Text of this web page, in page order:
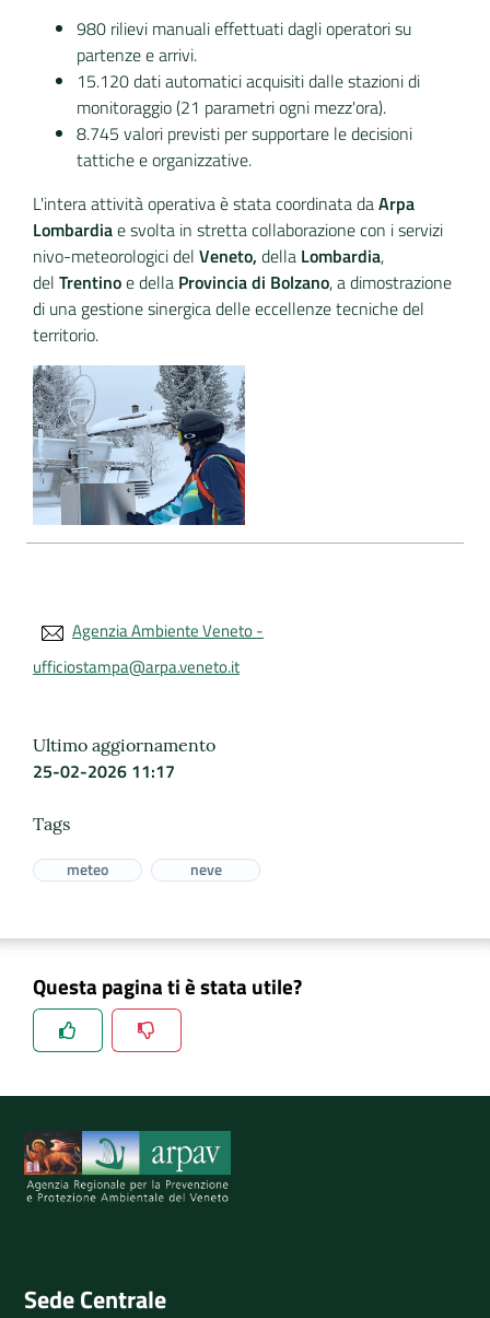
980 rilievi manuali effettuati dagli operatori su
partenze e arrivi.
15.120 dati automatici acquisiti dalle stazioni di
monitoraggio (21 parametri ogni mezz'ora).
8.745 valori previsti per supportare le decisioni
tattiche e organizzative.
L'intera attività operativa è stata coordinata daArpa
Lombardiae svolta in stretta collaborazione con i servizi
nivo-meteorologici del Veneto, della Lombardia,
del Trentinoe della Provincia di Bolzano, a dimostrazione
di una gestione sinergica delle eccellenze tecniche del
territorio.
Agenzia Ambiente Veneto -
ufficiostampa@arpa.veneto.it
Ultimo aggiornamento
25-02-2026 11:17
Tags
meteo neve
Questa pagina ti è stata utile?
Spiegaci perchè, e aiutaci a migliorare il servizio
Sede Centrale